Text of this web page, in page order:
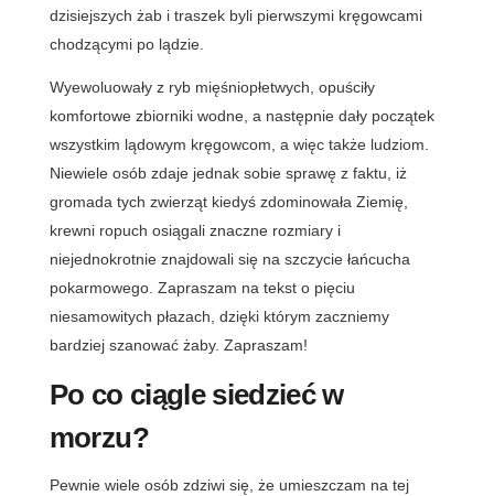
dzisiejszych żab i traszek byli pierwszymi kręgowcami
chodzącymi po lądzie.
Wyewoluowały z ryb mięśniopłetwych, opuściły
komfortowe zbiorniki wodne, a następnie dały początek
wszystkim lądowym kręgowcom, a więc także ludziom.
Niewiele osób zdaje jednak sobie sprawę z faktu, iż
gromada tych zwierząt kiedyś zdominowała Ziemię,
krewni ropuch osiągali znaczne rozmiary i
niejednokrotnie znajdowali się na szczycie łańcucha
pokarmowego. Zapraszam na tekst o pięciu
niesamowitych płazach, dzięki którym zaczniemy
bardziej szanować żaby. Zapraszam!
Po co ciągle siedzieć w
morzu?
Pewnie wiele osób zdziwi się, że umieszczam na tej